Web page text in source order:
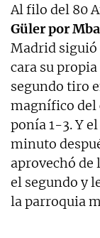
Al filo del 80
Güler por
Madrid siguió
cara su
segundo tiro
magnífico del
ponía 1-3. Y
minuto
aprovechó
el segundo y
la parroquia